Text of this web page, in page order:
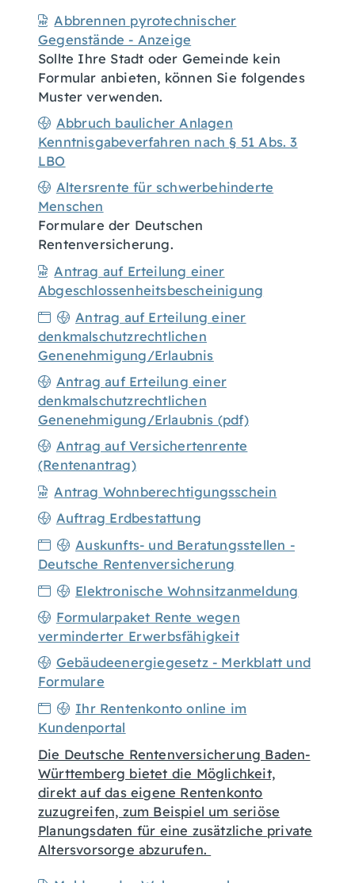
Abbrennen pyrotechnischer
Gegenstände - Anzeige
Sollte Ihre Stadt oder Gemeinde kein
Formular anbieten, können Sie folgendes
Muster verwenden.
Abbruch baulicher Anlagen
Kenntnisgabeverfahren nach § 51 Abs. 3
LBO
Altersrente für schwerbehinderte
Menschen
Formulare der Deutschen
Rentenversicherung.
Antrag auf Erteilung einer
Abgeschlossenheitsbescheinigung
Antrag auf Erteilung einer
denkmalschutzrechtlichen
Genenehmigung/Erlaubnis
Antrag auf Erteilung einer
denkmalschutzrechtlichen
Genenehmigung/Erlaubnis (pdf)
Antrag auf Versichertenrente
(Rentenantrag)
Antrag Wohnberechtigungsschein
Auftrag Erdbestattung
Auskunfts- und Beratungsstellen -
Deutsche Rentenversicherung
Elektronische Wohnsitzanmeldung
Formularpaket Rente wegen
verminderter Erwerbsfähigkeit
Gebäudeenergiegesetz - Merkblatt und
Formulare
Ihr Rentenkonto online im
Kundenportal
Die Deutsche Rentenversicherung Baden-
Württemberg bietet die Möglichkeit,
direkt auf das eigene Rentenkonto
zuzugreifen, zum Beispiel um seriöse
Planungsdaten für eine zusätzliche private
Altersvorsorge abzurufen.